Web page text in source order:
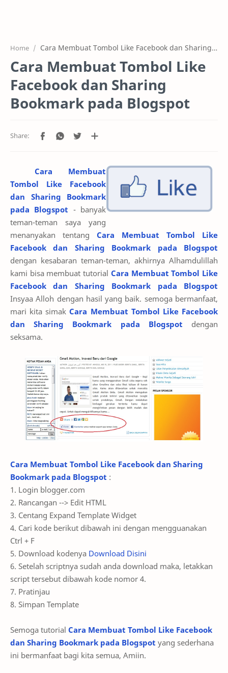
Features
Pricing
Services
Home Cara Membuat Tombol Like Facebook dan Sharing Bookmark pada Blogspot
Cara Membuat Tombol Like
Facebook dan Sharing
Bookmark pada Blogspot
Cara Membuat
Tombol Like Facebook
dan Sharing Bookmark
pada Blogspot - banyak
teman-teman saya yang
menanyakan tentang Cara Membuat Tombol Like
Facebook dan Sharing Bookmark pada Blogspot
dengan kesabaran teman-teman, akhirnya Alhamdulillah
kami bisa membuat tutorial Cara Membuat Tombol Like
Facebook dan Sharing Bookmark pada Blogspot
Insyaa Alloh dengan hasil yang baik. semoga bermanfaat,
mari kita simakCara Membuat Tombol Like Facebook
dan Sharing Bookmark pada Blogspot dengan
seksama.
Cara Membuat Tombol Like Facebook dan Sharing
Bookmark pada Blogspot :
1. Login blogger.com
2. Rancangan --> Edit HTML
3. Centang Expand Template Widget
4. Cari kode berikut dibawah ini dengan mengguanakan
Ctrl + F
5. Download kodenya Download Disini
6. Setelah scriptnya sudah anda download maka, letakkan
script tersebut dibawah kode nomor 4.
7. Pratinjau
8. Simpan Template
Semoga tutorial Cara Membuat Tombol Like Facebook
dan Sharing Bookmark pada Blogspot yang sederhana
ini bermanfaat bagi kita semua, Amiin.